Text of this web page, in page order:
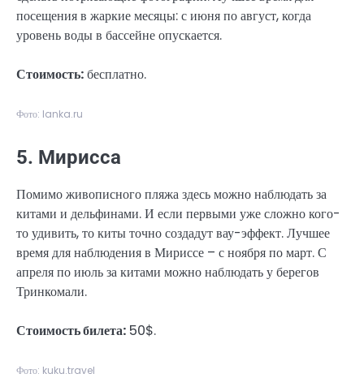
посещения в жаркие месяцы: с июня по август, когда
уровень воды в бассейне опускается.
Стоимость:бесплатно.
Фото: lanka.ru
5. Мирисса
Помимо живописного пляжа здесь можно наблюдать за
китами и дельфинами. И если первыми уже сложно кого-
то удивить, то киты точно создадут вау-эффект. Лучшее
время для наблюдения в Мириссе – с ноября по март. С
апреля по июль за китами можно наблюдать у берегов
Тринкомали.
Стоимость билета: 50$.
Фото: kuku.travel